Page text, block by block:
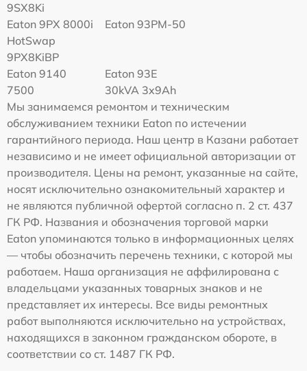
9SX8Ki
Eaton 9PX 8000i
HotSwap
9PX8KiBP
Eaton 93PM-50
Eaton 9140
7500
Eaton 93E
30kVA 3x9Ah
Мы занимаемся ремонтом и техническим
обслуживанием техники Eaton по истечении
гарантийного периода. Наш центр в Казани работает
независимо и не имеет официальной авторизации от
производителя. Цены на ремонт, указанные на сайте,
носят исключительно ознакомительный характер и
не являются публичной офертой согласно п. 2 ст. 437
ГК РФ. Названия и обозначения торговой марки
Eaton упоминаются только в информационных целях
— чтобы обозначить перечень техники, с которой мы
работаем. Наша организация не аффилирована с
владельцами указанных товарных знаков и не
представляет их интересы. Все виды ремонтных
работ выполняются исключительно на устройствах,
находящихся в законном гражданском обороте, в
соответствии со ст. 1487 ГК РФ.